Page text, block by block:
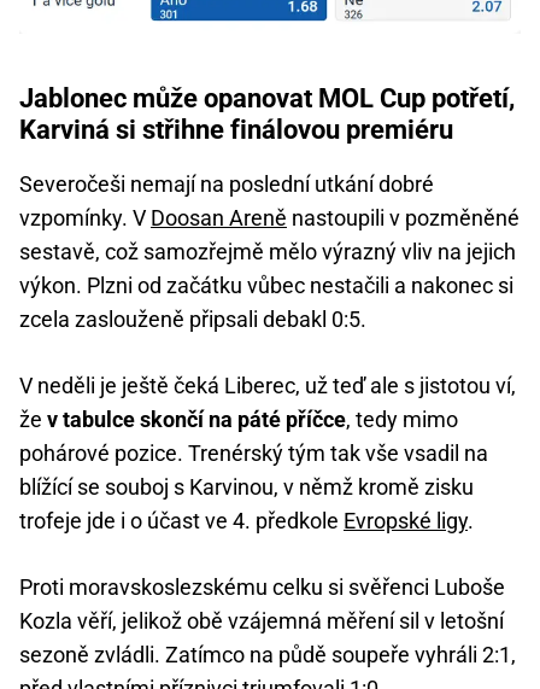
Jablonec může opanovat MOL Cup potřetí,
Karviná si střihne finálovou premiéru
Severočeši nemají na poslední utkání dobré
vzpomínky. V Doosan Areně nastoupili v pozměněné
sestavě, což samozřejmě mělo výrazný vliv na jejich
výkon. Plzni od začátku vůbec nestačili a nakonec si
zcela zaslouženě připsali debakl 0:5.
V neděli je ještě čeká Liberec, už teď ale s jistotou ví,
že v tabulce skončí na páté příčce, tedy mimo
pohárové pozice. Trenérský tým tak vše vsadil na
blížící se souboj s Karvinou, v němž kromě zisku
trofeje jde i o účast ve 4. předkole Evropské ligy.
Proti moravskoslezskému celku si svěřenci Luboše
Kozla věří, jelikož obě vzájemná měření sil v letošní
sezoně zvládli. Zatímco na půdě soupeře vyhráli 2:1,